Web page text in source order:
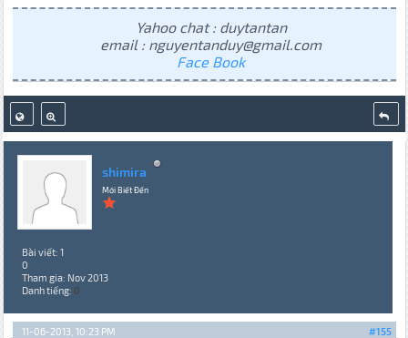
Yahoo chat : duytantan
email : nguyentanduy@gmail.com
Face Book
shimira
Mới Biết Đến
Bài viết: 1
0
Tham gia: Nov 2013
Danh tiếng: 0
#155
11-06-2013, 10:23 PM